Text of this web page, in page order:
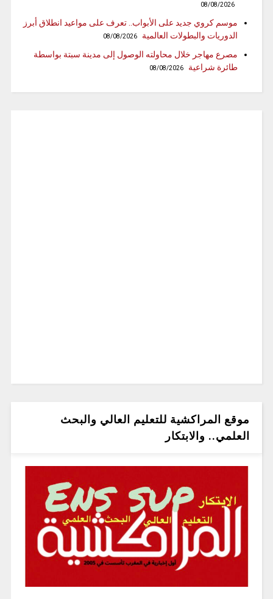
08/08/2026
موسم كروي جديد على الأبواب.. تعرف على مواعيد انطلاق أبرز
الدوريات والبطولات العالمية
08/08/2026
مصرع مهاجر خلال محاولته الوصول إلى مدينة سبتة بواسطة
طائرة شراعية
08/08/2026
موقع المراكشية للتعليم العالي والبحث
العلمي.. والابتكار